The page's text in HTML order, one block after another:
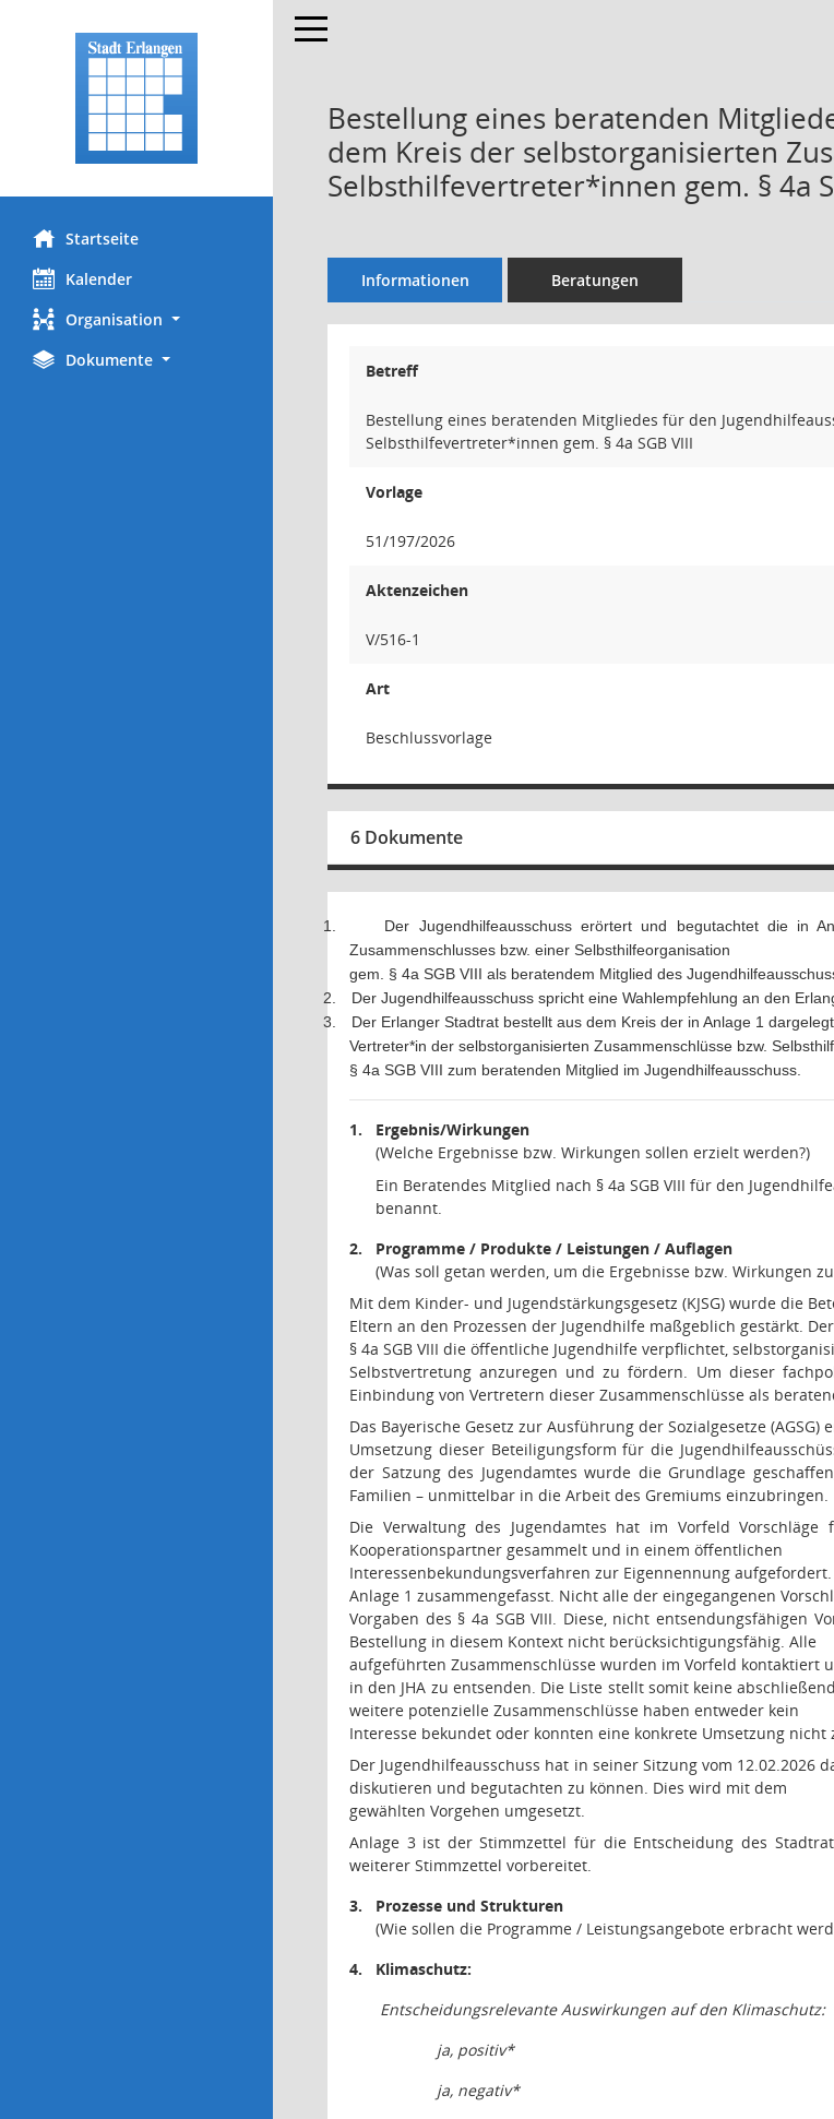
Startseite
Kalender
Organisation
Dokumente
Toggle navigation
Bestellung eines beratenden
dem Kreis der selbstorganisierten
Selbsthilfevertreter*innen gem. § 4a
Informationen Beratungen
Betreff
Bestellung eines beratenden Mitgliedes für den
Selbsthilfevertreter*innen gem. § 4a SGB VIII
Vorlage
51/197/2026
Aktenzeichen
V/516-1
Art
Beschlussvorlage
6 Dokumente
1.
Der Jugendhilfeausschuss erörtert und begutachtet die in
Zusammenschlusses bzw. einer Selbsthilfeorganisation
gem. § 4a SGB VIII als beratendem Mitglied des
2.
Der Jugendhilfeausschuss spricht eine Wahlempfehlung an den
3.
Der Erlanger Stadtrat bestellt aus dem Kreis der in Anlage 1
Vertreter*in der selbstorganisierten Zusammenschlüsse bzw.
§ 4a SGB VIII zum beratenden Mitglied im Jugendhilfeausschuss.
1.
Ergebnis/Wirkungen
(Welche Ergebnisse bzw. Wirkungen sollen erzielt werden?)
Ein Beratendes Mitglied nach § 4a SGB VIII für den
benannt.
2.
Programme / Produkte / Leistungen / Auflagen
(Was soll getan werden, um die Ergebnisse bzw. Wirkungen
Mit dem Kinder- und Jugendstärkungsgesetz (KJSG) wurde die
Eltern an den Prozessen der Jugendhilfe maßgeblich gestärkt.
§ 4a SGB VIII die öffentliche Jugendhilfe verpflichtet,
Selbstvertretung anzuregen und zu fördern. Um dieser
Einbindung von Vertretern dieser Zusammenschlüsse als
Das Bayerische Gesetz zur Ausführung der Sozialgesetze
Umsetzung dieser Beteiligungsform für die
der Satzung des Jugendamtes wurde die Grundlage
Familien – unmittelbar in die Arbeit des Gremiums einzubringen.
Die Verwaltung des Jugendamtes hat im Vorfeld
Kooperationspartner gesammelt und in einem öffentlichen
Interessenbekundungsverfahren zur Eigennennung
Anlage 1 zusammengefasst. Nicht alle der eingegangenen
Vorgaben des § 4a SGB VIII. Diese, nicht entsendungsfähigen
Bestellung in diesem Kontext nicht berücksichtigungsfähig. Alle
aufgeführten Zusammenschlüsse wurden im Vorfeld
in den JHA zu entsenden. Die Liste stellt somit keine
weitere potenzielle Zusammenschlüsse haben entweder kein
Interesse bekundet oder konnten eine konkrete Umsetzung nicht
Der Jugendhilfeausschuss hat in seiner Sitzung vom
diskutieren und begutachten zu können. Dies wird mit dem
gewählten Vorgehen umgesetzt.
Anlage 3 ist der Stimmzettel für die Entscheidung des
weiterer Stimmzettel vorbereitet.
3.
Prozesse und Strukturen
(Wie sollen die Programme / Leistungsangebote erbracht
4.
Klimaschutz:
Entscheidungsrelevante Auswirkungen auf den Klimaschutz:
ja, positiv*
ja, negativ*